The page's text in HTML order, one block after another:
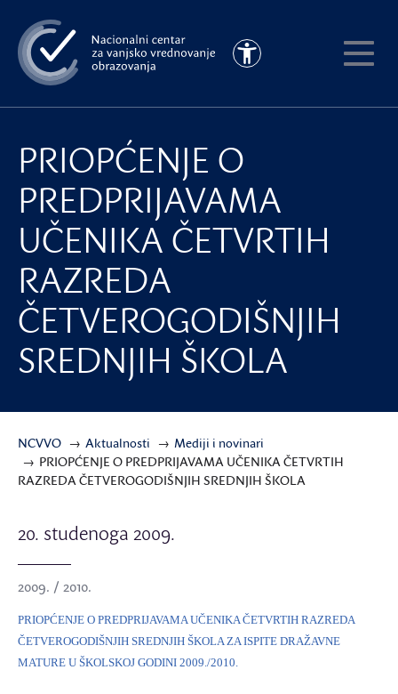
na
glavni
sadržaj
Pristupačnost
PRIOPĆENJE O
PREDPRIJAVAMA
UČENIKA ČETVRTIH
RAZREDA
ČETVEROGODIŠNJIH
SREDNJIH ŠKOLA
NCVVO Aktualnosti
Mediji i novinari
PRIOPĆENJE O PREDPRIJAVAMA UČENIKA ČETVRTIH
RAZREDA ČETVEROGODIŠNJIH SREDNJIH ŠKOLA
20. studenoga 2009.
2009. / 2010.
PRIOPĆENJE O PREDPRIJAVAMA UČENIKA ČETVRTIH RAZREDA
ČETVEROGODIŠNJIH SREDNJIH ŠKOLA ZA ISPITE DRAŽAVNE
MATURE U ŠKOLSKOJ GODINI 2009./2010.